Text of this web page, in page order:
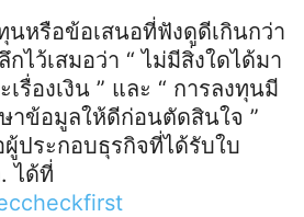
นหรือข้อเสนอที่ฟังดูดีเกินกว่า
กไว้เสมอว่า “ ไม่มีสิ่งใดได้มา
รื่องเงิน ” และ “ การลงทุนมี
าข้อมูลให้ดีก่อนตัดสินใจ ”
ประกอบธุรกิจที่ได้รับใบ
ได้ที่